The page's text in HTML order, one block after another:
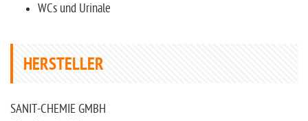
WCs und Urinale
HERSTELLER
SANIT-CHEMIE GMBH